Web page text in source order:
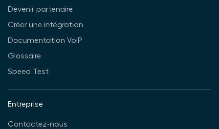
Devenir partenaire
Créer une intégration
Documentation VoIP
Glossaire
Speed Test
Entreprise
Contactez-nous